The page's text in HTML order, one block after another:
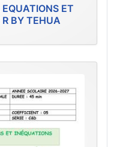
ET
BY TEHUA